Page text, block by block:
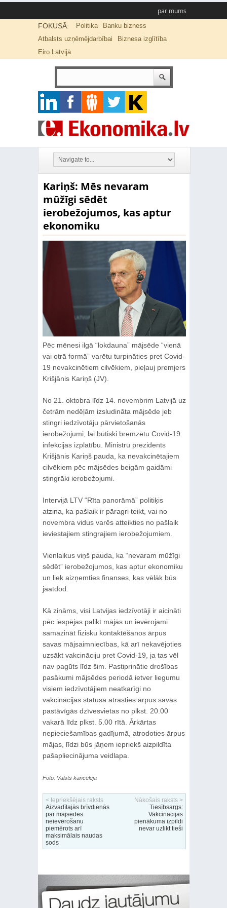
par mums
FOKUSĀ: Politika
Banku bizness
Atbalsts uzņēmējdarbībai
Biznesa izglītība
Eiro Latvijā
Kariņš: Mēs nevaram
mūžīgi sēdēt
ierobežojumos, kas aptur
ekonomiku
Pēc mēnesi ilgā “lokdauna” mājsēde “vienā
vai otrā formā” varētu turpināties pret Covid-
19 nevakcinētiem cilvēkiem, pieļauj premjers
Krišjānis Kariņš (JV).
No 21. oktobra līdz 14. novembrim Latvijā uz
četrām nedēļām izsludināta mājsēde jeb
stingri iedzīvotāju pārvietošanās
ierobežojumi, lai būtiski bremzētu Covid-19
infekcijas izplatību. Ministru prezidents
Krišjānis Kariņš pauda, ka nevakcinētajiem
cilvēkiem pēc mājsēdes beigām gaidāmi
stingrāki ierobežojumi.
Intervijā LTV “Rīta panorāmā” politiķis
atzina, ka pašlaik ir pāragri teikt, vai no
novembra vidus varēs atteikties no pašlaik
ieviestajiem stingrajiem ierobežojumiem.
Vienlaikus viņš pauda, ka “nevaram mūžīgi
sēdēt” ierobežojumos, kas aptur ekonomiku
un liek aizņemties finanses, kas vēlāk būs
jāatdod.
Kā zināms, visi Latvijas iedzīvotāji ir aicināti
pēc iespējas palikt mājās un ievērojami
samazināt fizisku kontaktēšanos ārpus
savas mājsaimniecības, kā arī nekavējoties
uzsākt vakcināciju pret Covid-19, ja tas vēl
nav pagūts līdz šim. Pastiprinātie drošības
pasākumi mājsēdes periodā ietver liegumu
visiem iedzīvotājiem neatkarīgi no
vakcinācijas statusa atrasties ārpus savas
pastāvīgās dzīvesvietas no plkst. 20.00
vakarā līdz plkst. 5.00 rītā. Ārkārtas
nepieciešamības gadījumā, atrodoties ārpus
mājas, līdzi būs jāņem iepriekš aizpildīta
pašapliecinājuma veidlapa.
Foto: Valsts kanceleja
< Iepriekšējais raksts
Aizvadītajās brīvdienās
par mājsēdes
neievērošanu
piemērots arī
maksimālais naudas
sods
Nākošais raksts >
Tiesībsargs:
Vakcinācijas
pienākuma izpildi
nevar uzlikt tieši